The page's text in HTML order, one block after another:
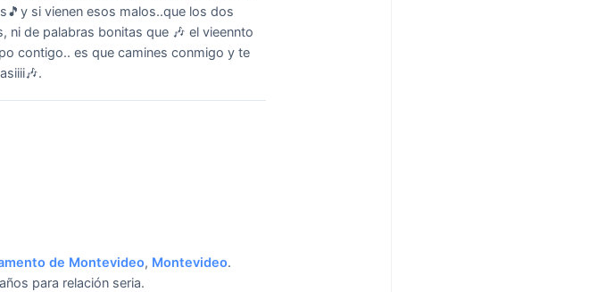
si vienen esos malos..que los dos
ni de palabras bonitas que 🎶 el vieennto
contigo.. es que camines conmigo y te
de Montevideo, Montevideo.
para relación seria.